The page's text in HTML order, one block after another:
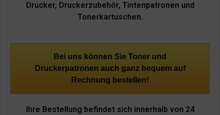
Drucker, Druckerzubehör, Tintenpatronen und
Tonerkartuschen.
Bei uns können Sie Toner und
Druckerpatronen auch ganz bequem auf
Rechnung bestellen!
Ihre Bestellung befindet sich innerhalb von 24